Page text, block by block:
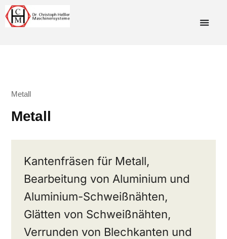
Metall
Metall
Kantenfräsen für Metall,
Bearbeitung von Aluminium und
Aluminium-Schweißnähten,
Glätten von Schweißnähten,
Verrunden von Blechkanten und